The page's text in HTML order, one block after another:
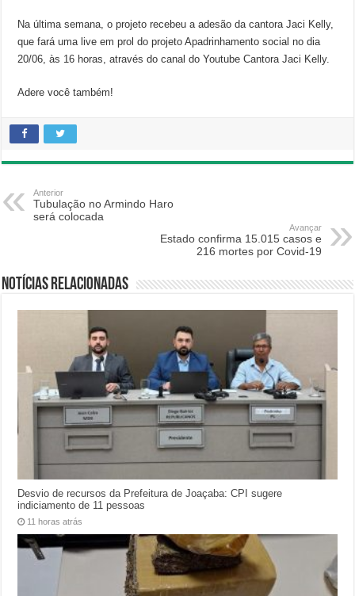
Na última semana, o projeto recebeu a adesão da cantora Jaci Kelly,
que fará uma live em prol do projeto Apadrinhamento social no dia
20/06, às 16 horas, através do canal do Youtube Cantora Jaci Kelly.
Adere você também!
Anterior
Tubulação no Armindo Haro
será colocada
Avançar
Estado confirma 15.015 casos e
216 mortes por Covid-19
Notícias relacionadas
Desvio de recursos da Prefeitura de Joaçaba: CPI sugere
indiciamento de 11 pessoas
11 horas atrás